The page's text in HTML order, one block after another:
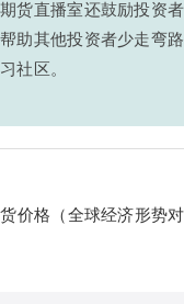
货直播室还鼓励投资
助其他投资者少走弯
社区。
价格（全球经济形势